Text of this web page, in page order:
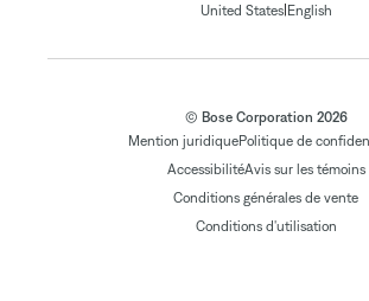
United States| English
© Bose Corporation 2026
Mention juridiquePolitique de
AccessibilitéAvis sur les témoins
Conditions générales de vente
Conditions d'utilisation